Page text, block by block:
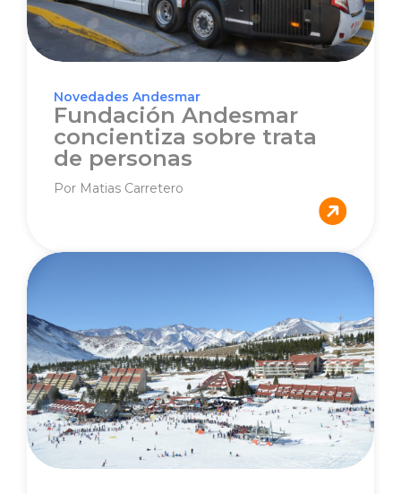
Novedades Andesmar
Fundación Andesmar
concientiza sobre trata
de personas
Por Matias Carretero